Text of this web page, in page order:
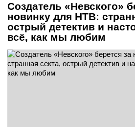
Создатель «Невского»
новинку для НТВ:
острый детектив и
всё, как мы любим